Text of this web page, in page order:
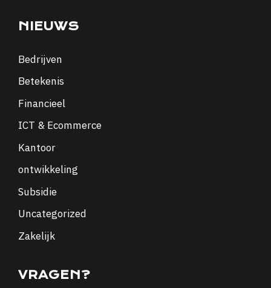
NIEUWS
Bedrijven
Betekenis
Financieel
ICT & Ecommerce
Kantoor
ontwikkeling
Subsidie
Uncategorized
Zakelijk
VRAGEN?